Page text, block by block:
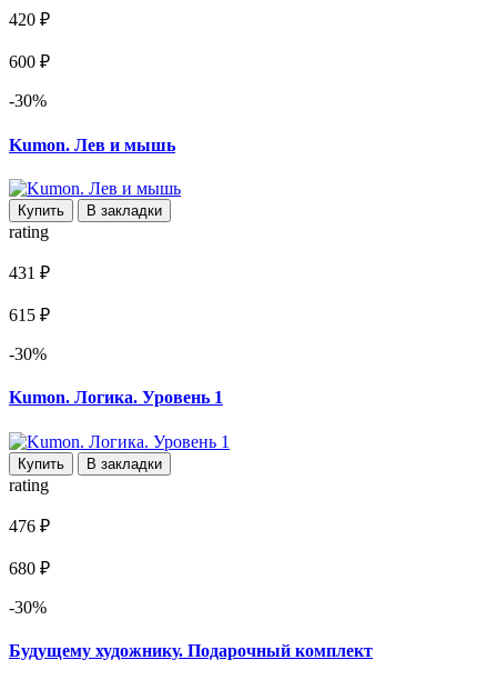
420 ₽
600 ₽
-30%
Kumon. Лев и мышь
Купить В закладки
rating
431 ₽
615 ₽
-30%
Kumon. Логика. Уровень 1
Купить В закладки
rating
476 ₽
680 ₽
-30%
Будущему художнику. Подарочный комплект